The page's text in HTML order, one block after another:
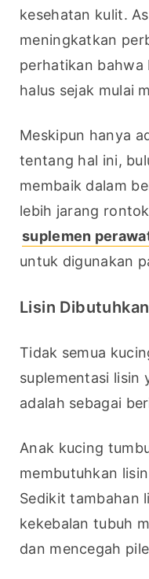
kesehatan kulit.
meningkatkan
perhatikan bahwa
halus sejak mulai
Meskipun hanya
tentang hal ini,
membaik dalam
suplemen
untuk digunakan
Lisin
Tidak semua
suplementasi lisin
adalah sebagai
Anak kucing
membutuhkan
Sedikit tambahan
kekebalan tubuh
dan mencegah